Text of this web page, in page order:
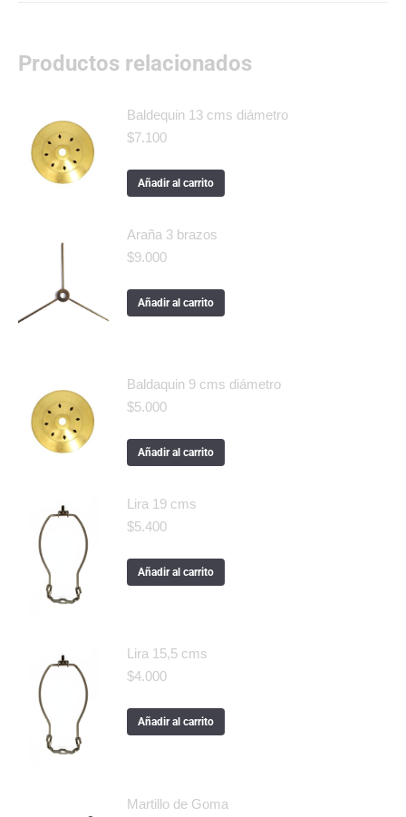
Productos relacionados
Baldequin 13 cms diámetro
$7.100
Añadir al carrito
Araña 3 brazos
$9.000
Añadir al carrito
Baldaquin 9 cms diámetro
$5.000
Añadir al carrito
Lira 19 cms
$5.400
Añadir al carrito
Lira 15,5 cms
$4.000
Añadir al carrito
Martillo de Goma